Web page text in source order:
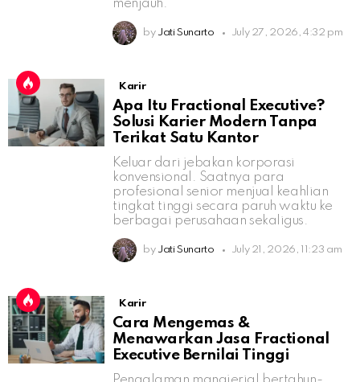
menjauh.
by Jati Sunarto July 27, 2026, 4:32 pm
Karir
Apa Itu Fractional Executive?
Solusi Karier Modern Tanpa
Terikat Satu Kantor
Keluar dari jebakan korporasi
konvensional. Saatnya para
profesional senior menjual keahlian
tingkat tinggi secara paruh waktu ke
berbagai perusahaan sekaligus.
by Jati Sunarto July 21, 2026, 11:23 am
Karir
Cara Mengemas &
Menawarkan Jasa Fractional
Executive Bernilai Tinggi